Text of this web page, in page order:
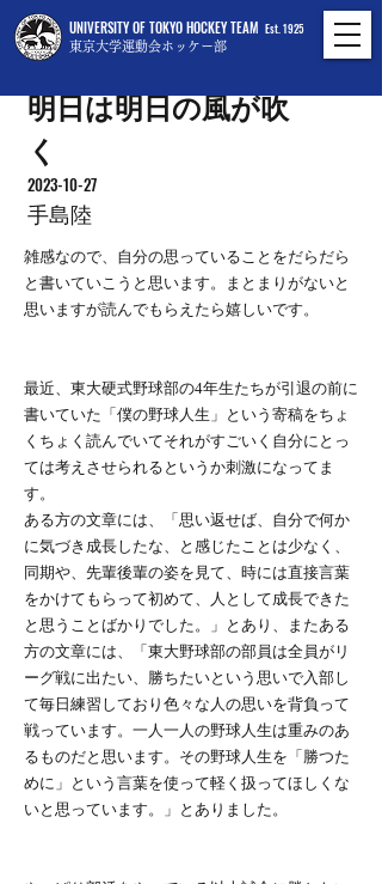
UNIVERSITY OF TOKYO HOCKEY TEAM
東京大学運動会ホッケー部
Est. 1925
明日は明日の風が吹
く
2023-10-27
手島陸
雑感なので、自分の思っていることをだらだら
と書いていこうと思います。まとまりがないと
思いますが読んでもらえたら嬉しいです。
最近、東大硬式野球部の4年生たちが引退の前に
書いていた「僕の野球人生」という寄稿をちょ
くちょく読んでいてそれがすごいく自分にとっ
ては考えさせられるというか刺激になってま
す。
ある方の文章には、「思い返せば、自分で何か
に気づき成長したな、と感じたことは少なく、
同期や、先輩後輩の姿を見て、時には直接言葉
をかけてもらって初めて、人として成長できた
と思うことばかりでした。」とあり、またある
方の文章には、「東大野球部の部員は全員がリ
ーグ戦に出たい、勝ちたいという思いで入部し
て毎日練習しており色々な人の思いを背負って
戦っています。一人一人の野球人生は重みのあ
るものだと思います。その野球人生を「勝つた
めに」という言葉を使って軽く扱ってほしくな
いと思っています。」とありました。